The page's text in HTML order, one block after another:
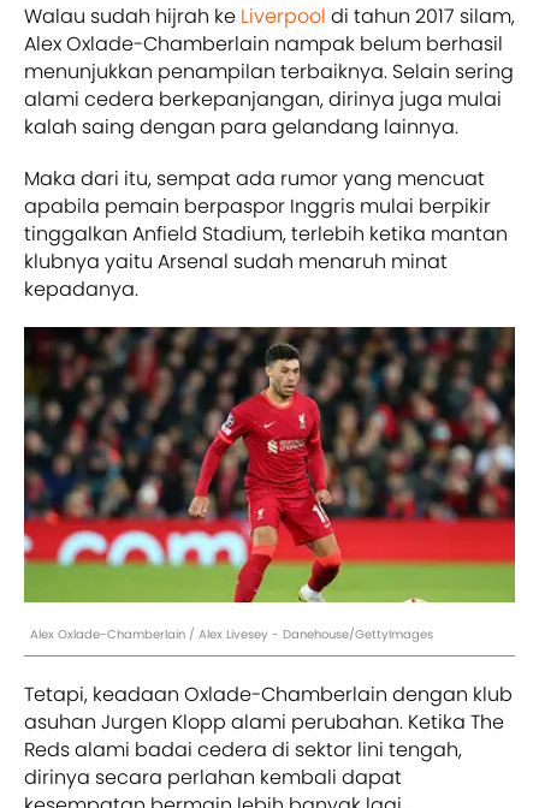
Walau sudah hijrah ke Liverpool di tahun 2017 silam,
Alex Oxlade-Chamberlain nampak belum berhasil
menunjukkan penampilan terbaiknya. Selain sering
alami cedera berkepanjangan, dirinya juga mulai
kalah saing dengan para gelandang lainnya.
Maka dari itu, sempat ada rumor yang mencuat
apabila pemain berpaspor Inggris mulai berpikir
tinggalkan Anfield Stadium, terlebih ketika mantan
klubnya yaitu Arsenal sudah menaruh minat
kepadanya.
Alex Oxlade-Chamberlain / Alex Livesey - Danehouse/GettyImages
Tetapi, keadaan Oxlade-Chamberlain dengan klub
asuhan Jurgen Klopp alami perubahan. Ketika The
Reds alami badai cedera di sektor lini tengah,
dirinya secara perlahan kembali dapat